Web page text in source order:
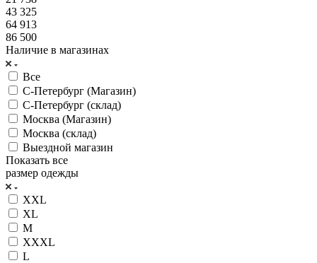
43 325
64 913
86 500
Наличие в магазинах
Все
С-Петербург (Магазин)
С-Петербург (склад)
Москва (Магазин)
Москва (склад)
Выездной магазин
Показать все
размер одежды
XXL
XL
M
XXXL
L